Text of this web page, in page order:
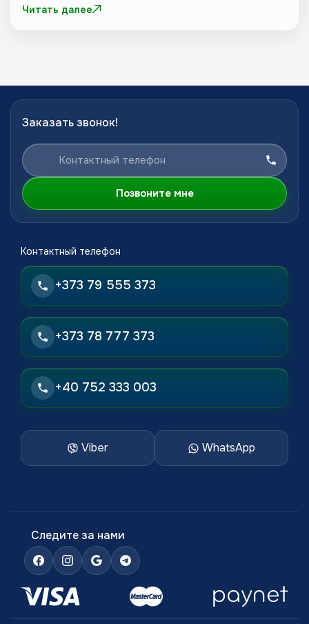
Читать далее
Контактный телефон
+373 79 555 373
+373 78 777 373
+40 752 333 003
Следите за нами
Заказать звонок!
Позвоните мне
Viber WhatsApp